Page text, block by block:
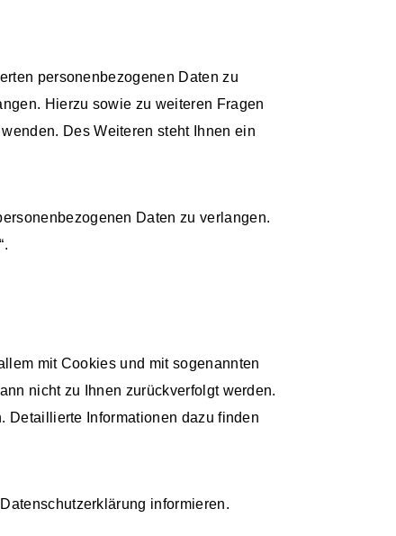
personenbezogenen Daten zu
Hierzu sowie zu weiteren Fragen
Des Weiteren steht Ihnen ein
Daten zu verlangen.
mit Cookies und mit sogenannten
nicht zu Ihnen zurückverfolgt werden.
Detaillierte Informationen dazu finden
informieren.